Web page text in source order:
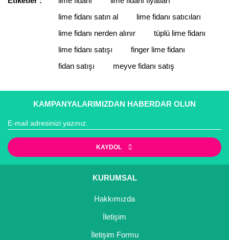
Yorum Yaz
Ürün resmi kalitesiz, bozuk veya görüntülenemiyor.
Ürün açıklamasında eksik bilgiler bulunuyor.
Ürün bilgilerinde hatalar bulunuyor.
lime fidanı satın al
lime fidanı satıcıları
lime fidanı nerden alınır
tüplü lime fidanı
lime fidanı satışı
finger lime fidanı
fidan satışı
meyve fidanı satış
KAMPANYALARIMIZDAN HABERDAR OLUN
KAYDOL
KURUMSAL
Hakkımızda
İletişim
İletişim Formu